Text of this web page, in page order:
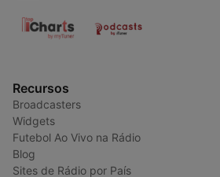
Recursos
Broadcasters
Widgets
Futebol Ao Vivo na Rádio
Blog
Sites de Rádio por País